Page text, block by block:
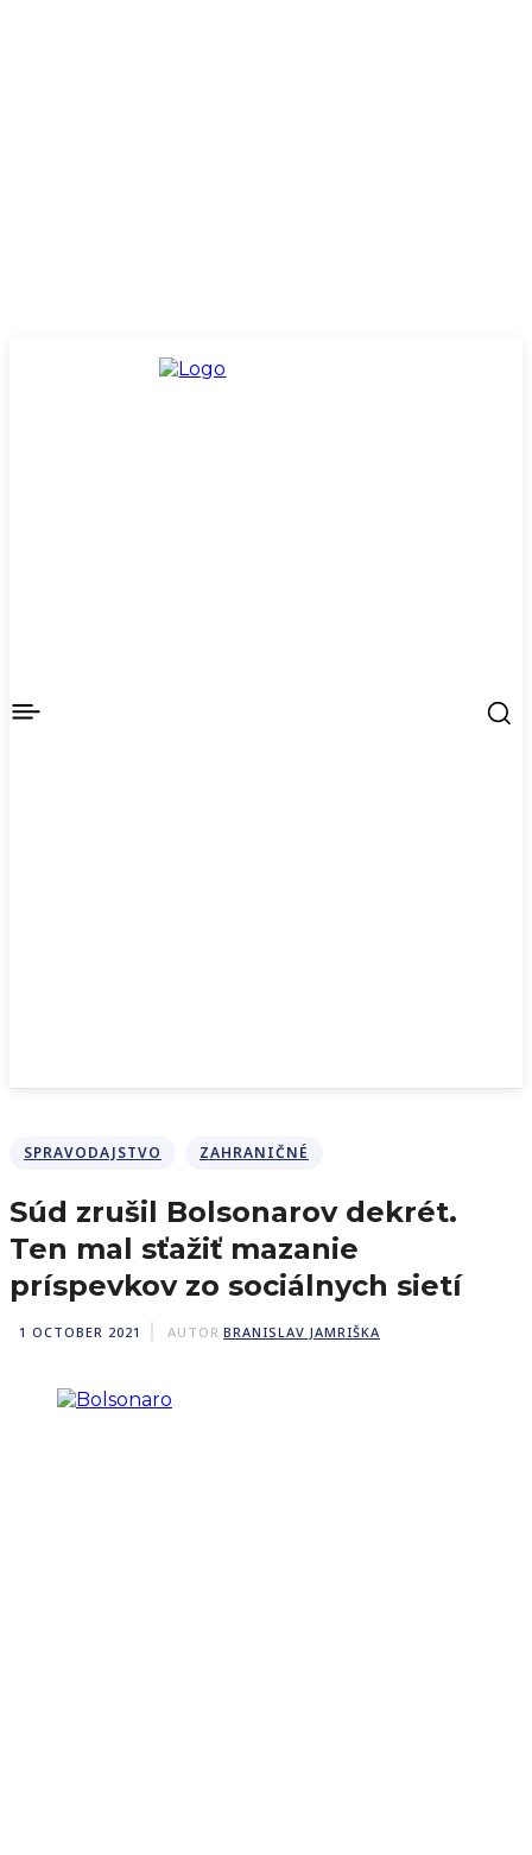
SPRAVODAJSTVO ZAHRANIČNÉ
Súd zrušil Bolsonarov dekrét.
Ten mal sťažiť mazanie
príspevkov zo sociálnych sietí
1 OCTOBER 2021 AUTOR BRANISLAV JAMRIŠKA